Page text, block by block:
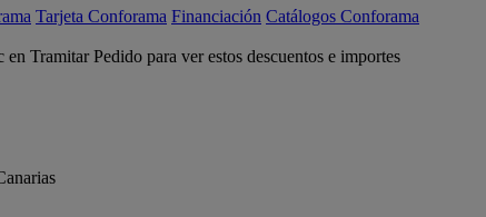
Tarjeta Conforama Financiación Catálogos Conforama
Tramitar Pedido para ver estos descuentos e importes